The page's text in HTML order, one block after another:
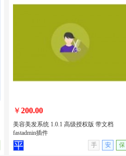
排班管理系统 1.0.0 高级授权版 带文档
无演示
￥200.00
美容美发系统 1.0.1 高级授权版 带文档
fastadmin插件
手
安 保